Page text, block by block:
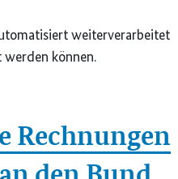
weiterverarbeitet
können.
Rechnungen
den Bund